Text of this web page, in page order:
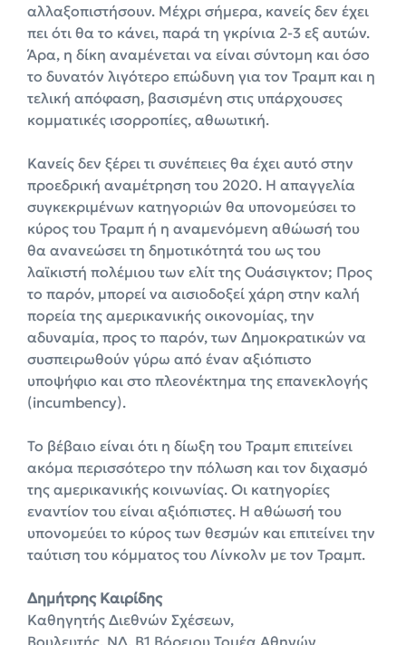
αλλαξοπιστήσουν. Μέχρι σήμερα, κανείς δεν έχει
πει ότι θα το κάνει, παρά τη γκρίνια 2-3 εξ αυτών.
Άρα, η δίκη αναμένεται να είναι σύντομη και όσο
το δυνατόν λιγότερο επώδυνη για τον Τραμπ και η
τελική απόφαση, βασισμένη στις υπάρχουσες
κομματικές ισορροπίες, αθωωτική.
Κανείς δεν ξέρει τι συνέπειες θα έχει αυτό στην
προεδρική αναμέτρηση του 2020. Η απαγγελία
συγκεκριμένων κατηγοριών θα υπονομεύσει το
κύρος του Τραμπ ή η αναμενόμενη αθώωσή του
θα ανανεώσει τη δημοτικότητά του ως του
λαϊκιστή πολέμιου των ελίτ της Ουάσιγκτον; Προς
το παρόν, μπορεί να αισιοδοξεί χάρη στην καλή
πορεία της αμερικανικής οικονομίας, την
αδυναμία, προς το παρόν, των Δημοκρατικών να
συσπειρωθούν γύρω από έναν αξιόπιστο
υποψήφιο και στο πλεονέκτημα της επανεκλογής
(incumbency).
Το βέβαιο είναι ότι η δίωξη του Τραμπ επιτείνει
ακόμα περισσότερο την πόλωση και τον διχασμό
της αμερικανικής κοινωνίας. Οι κατηγορίες
εναντίον του είναι αξιόπιστες. Η αθώωσή του
υπονομεύει το κύρος των θεσμών και επιτείνει την
ταύτιση του κόμματος του Λίνκολν με τον Τραμπ.
Δημήτρης Καιρίδης
Καθηγητής Διεθνών Σχέσεων,